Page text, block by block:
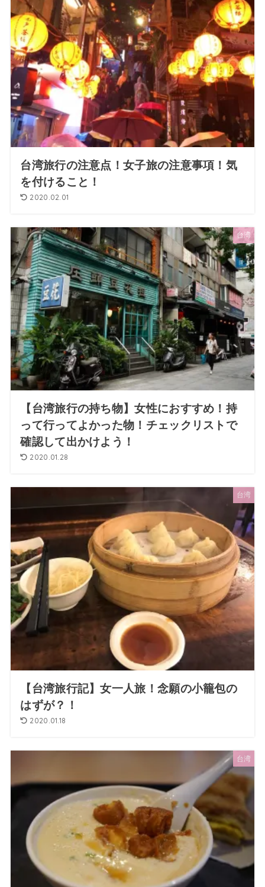
台湾旅行の注意点！女子旅の注意事項！気
を付けること！
2020.02.01
台湾
【台湾旅行の持ち物】女性におすすめ！持
って行ってよかった物！チェックリストで
確認して出かけよう！
2020.01.28
台湾
【台湾旅行記】女一人旅！念願の小籠包の
はずが？！
2020.01.18
台湾